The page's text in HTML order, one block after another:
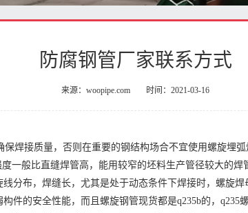
防腐钢管厂家联系方式
来源：woopipe.com 时间：2021-03-16
保焊接质量，否则在重要的钢结构场合不宜使用螺旋埋
一般比直缝焊管高，能用较窄的坯料生产管径较大的
分布，焊缝长，尤其是处于动态条件下焊接时，螺旋焊
件的安全性能，而且螺旋钢管现货都是q235b的，q235